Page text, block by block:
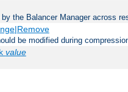
the Balancer Manager across
be modified during
value